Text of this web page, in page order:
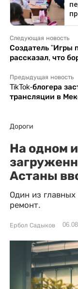
Следующая новость
Создатель "Игры
рассказал, что
Предыдущая новость
TikTok-блогера
трансляции в
Дороги
На одном
Астаны
Один из
ремонт.
Ербол Садыков